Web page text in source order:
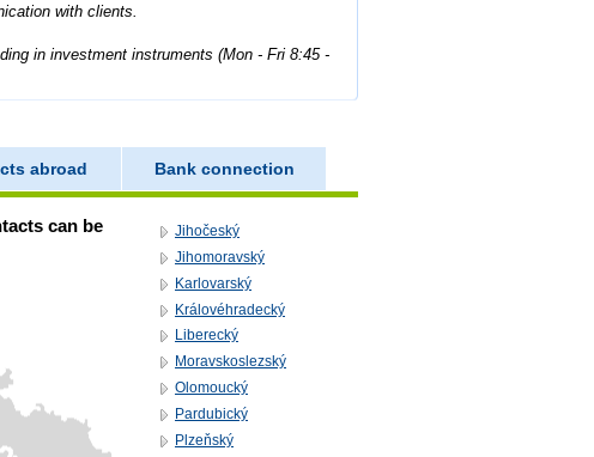
with clients.
in investment instruments (Mon - Fri 8:45 -
abroad Bank connection
can be
Jihočeský
Jihomoravský
Karlovarský
Královéhradecký
Liberecký
Moravskoslezský
Olomoucký
Pardubický
Plzeňský